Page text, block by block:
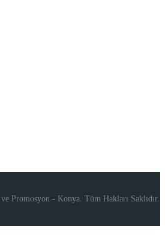
Promosyon - Konya. Tüm Hakları Saklıdır.